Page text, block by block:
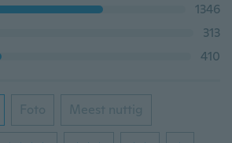
1346
313
410
Foto Meest nuttig